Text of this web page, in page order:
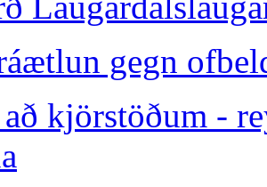
gegn
kjörstöðum -